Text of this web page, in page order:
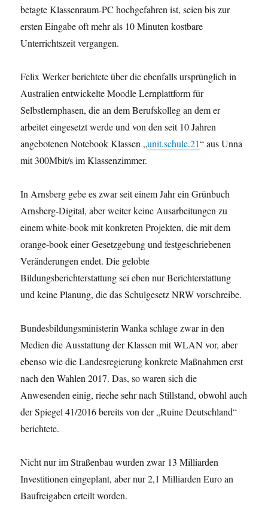
betagte Klassenraum-PC hochgefahren ist, seien bis zur
ersten Eingabe oft mehr als 10 Minuten kostbare
Unterrichtszeit vergangen.
Felix Werker berichtete über die ebenfalls ursprünglich in
Australien entwickelte Moodle Lernplattform für
Selbstlernphasen, die an dem Berufskolleg an dem er
arbeitet eingesetzt werde und von den seit 10 Jahren
angebotenen Notebook Klassen „unit.schule.21“ aus Unna
mit 300Mbit/s im Klassenzimmer.
In Arnsberg gebe es zwar seit einem Jahr ein Grünbuch
Arnsberg-Digital, aber weiter keine Ausarbeitungen zu
einem white-book mit konkreten Projekten, die mit dem
orange-book einer Gesetzgebung und festgeschriebenen
Veränderungen endet. Die gelobte
Bildungsberichterstattung sei eben nur Berichterstattung
und keine Planung, die das Schulgesetz NRW vorschreibe.
Bundesbildungsministerin Wanka schlage zwar in den
Medien die Ausstattung der Klassen mit WLAN vor, aber
ebenso wie die Landesregierung konkrete Maßnahmen erst
nach den Wahlen 2017. Das, so waren sich die
Anwesenden einig, rieche sehr nach Stillstand, obwohl auch
der Spiegel 41/2016 bereits von der „Ruine Deutschland“
berichtete.
Nicht nur im Straßenbau wurden zwar 13 Milliarden
Investitionen eingeplant, aber nur 2,1 Milliarden Euro an
Baufreigaben erteilt worden.